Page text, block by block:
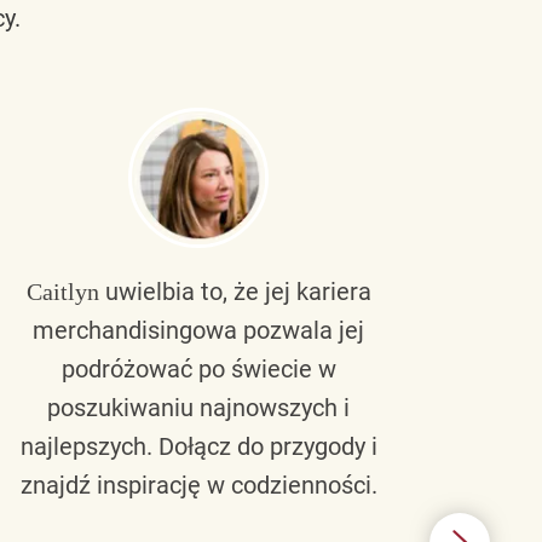
Caitlynuwielbia to, że jej kariera
merchandisingowa pozwala jej
podróżować po świecie w
poszukiwaniu najnowszych i
najlepszych. Dołącz do przygody i
znajdź inspirację w codzienności.